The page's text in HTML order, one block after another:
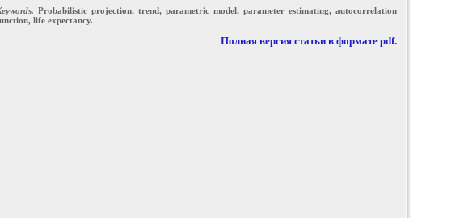
Probabilistic projection, trend, parametric model, parameter estimating, autocorrelation
life expectancy.
Полная версия статьи в формате pdf.